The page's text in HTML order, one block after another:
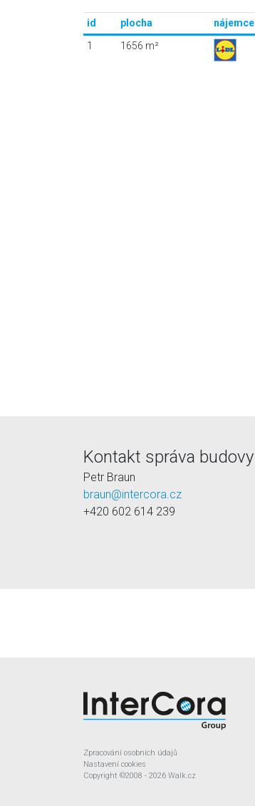
id plocha nájemce
1
1656 m²
Kontakt správa budovy
Petr Braun
braun@intercora.cz
+420 602 614 239
Zpracování osobních údajů
Nastavení cookies
Copyright ©2008 - 2026 Walk.cz